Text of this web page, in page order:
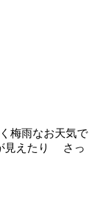
梅雨なお天気で
見えたり さっ